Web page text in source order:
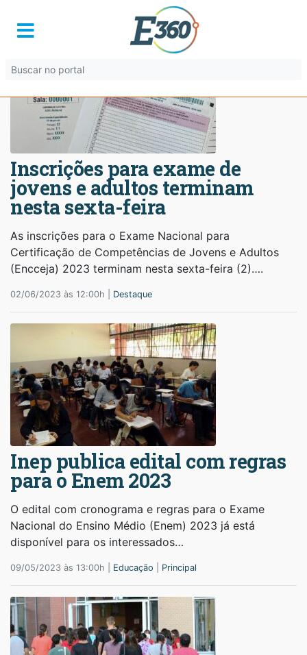
Inscrições para exame de
jovens e adultos terminam
nesta sexta-feira
As inscrições para o Exame Nacional para
Certificação de Competências de Jovens e Adultos
(Encceja) 2023 terminam nesta sexta-feira (2)….
02/06/2023 às 12:00h | Destaque
Inep publica edital com regras
para o Enem 2023
O edital com cronograma e regras para o Exame
Nacional do Ensino Médio (Enem) 2023 já está
disponível para os interessados…
09/05/2023 às 13:00h | Educação Principal